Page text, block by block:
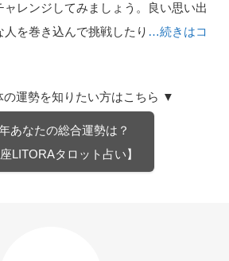
レンジしてみましょう。良い思い出
を巻き込んで挑戦したり …続きはコ
運勢を知りたい方はこちら ▼
あなたの総合運勢は？
座LITORAタロット占い】